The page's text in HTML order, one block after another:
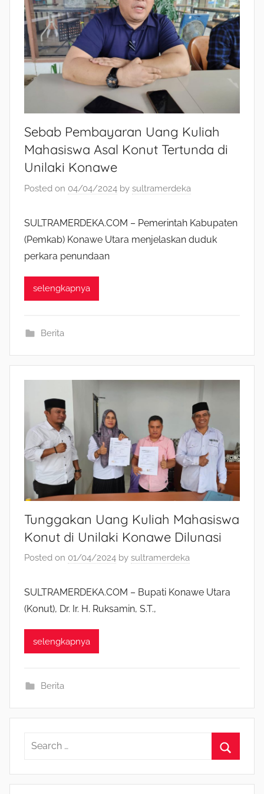
Sebab Pembayaran Uang Kuliah
Mahasiswa Asal Konut Tertunda di
Unilaki Konawe
Posted on 04/04/2024 by sultramerdeka
SULTRAMERDEKA.COM – Pemerintah Kabupaten
(Pemkab) Konawe Utara menjelaskan duduk
perkara penundaan
selengkapnya
Berita
Tunggakan Uang Kuliah Mahasiswa
Konut di Unilaki Konawe Dilunasi
Posted on 01/04/2024 by sultramerdeka
SULTRAMERDEKA.COM – Bupati Konawe Utara
(Konut), Dr. Ir. H. Ruksamin, S.T.,
selengkapnya
Berita
a
e